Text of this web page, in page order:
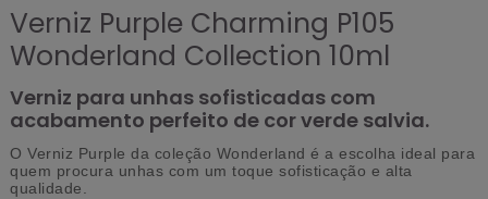
Verniz Purple Charming P105
Wonderland Collection 10ml
Verniz para unhas sofisticadas com
acabamento perfeito de cor verde salvia.
O Verniz Purple da coleção Wonderland é a escolha ideal para
quem procura unhas com um toque sofisticação e alta
qualidade.